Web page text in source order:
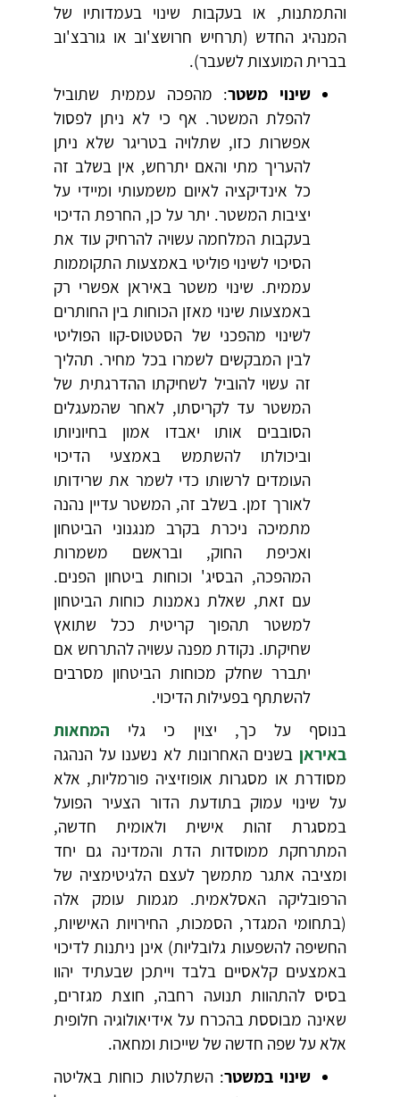
והתמתנות, או בעקבות שינוי בעמדותיו של
המנהיג החדש (תרחיש חרושצ'וב או גורבצ'וב
בברית המועצות לשעבר).
שינוי משטר: מהפכה עממית שתוביל
להפלת המשטר. אף כי לא ניתן לפסול
אפשרות כזו, שתלויה בטריגר שלא ניתן
להעריך מתי והאם יתרחש, אין בשלב זה
כל אינדיקציה לאיום משמעותי ומיידי על
יציבות המשטר. יתר על כן, החרפת הדיכוי
בעקבות המלחמה עשויה להרחיק עוד את
הסיכוי לשינוי פוליטי באמצעות התקוממות
עממית. שינוי משטר באיראן אפשרי רק
באמצעות שינוי מאזן הכוחות בין החותרים
לשינוי מהפכני של הסטטוס-קוו הפוליטי
לבין המבקשים לשמרו בכל מחיר. תהליך
זה עשוי להוביל לשחיקתו ההדרגתית של
המשטר עד לקריסתו, לאחר שהמעגלים
הסובבים אותו יאבדו אמון בחיוניותו
וביכולתו להשתמש באמצעי הדיכוי
העומדים לרשותו כדי לשמר את שרידותו
לאורך זמן. בשלב זה, המשטר עדיין נהנה
מתמיכה ניכרת בקרב מנגנוני הביטחון
ואכיפת החוק, ובראשם משמרות
המהפכה, הבסיג' וכוחות ביטחון הפנים.
עם זאת, שאלת נאמנות כוחות הביטחון
למשטר תהפוך קריטית ככל שתואץ
שחיקתו. נקודת מפנה עשויה להתרחש אם
יתברר שחלק מכוחות הביטחון מסרבים
להשתתף בפעילות הדיכוי.
בנוסף על כך, יצוין כי גלי המחאות
באיראן בשנים האחרונות לא נשענו על הנהגה
מסודרת או מסגרות אופוזיציה פורמליות, אלא
על שינוי עמוק בתודעת הדור הצעיר הפועל
במסגרת זהות אישית ולאומית חדשה,
המתרחקת ממוסדות הדת והמדינה גם יחד
ומציבה אתגר מתמשך לעצם הלגיטימציה של
הרפובליקה האסלאמית. מגמות עומק אלה
(בתחומי המגדר, הסמכות, החירויות האישיות,
החשיפה להשפעות גלובליות) אינן ניתנות לדיכוי
באמצעים קלאסיים בלבד וייתכן שבעתיד יהוו
בסיס להתהוות תנועה רחבה, חוצת מגזרים,
שאינה מבוססת בהכרח על אידיאולוגיה חלופית
אלא על שפה חדשה של שייכות ומחאה.
שינוי במשטר: השתלטות כוחות באליטה